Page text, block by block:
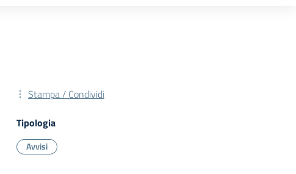
Stampa / Condividi
Tipologia
Avvisi